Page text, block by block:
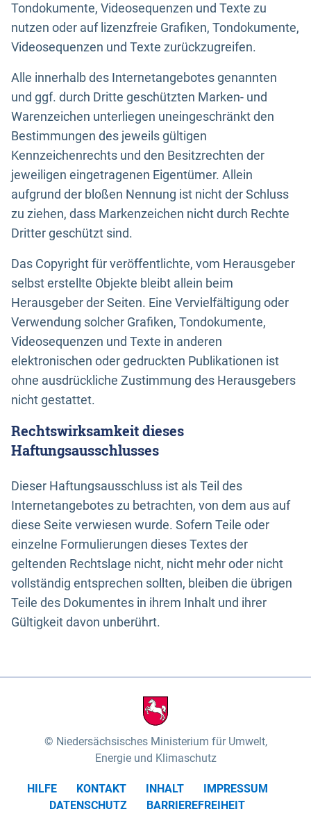
Tondokumente, Videosequenzen und Texte zu
nutzen oder auf lizenzfreie Grafiken, Tondokumente,
Videosequenzen und Texte zurückzugreifen.
Alle innerhalb des Internetangebotes genannten
und ggf. durch Dritte geschützten Marken- und
Warenzeichen unterliegen uneingeschränkt den
Bestimmungen des jeweils gültigen
Kennzeichenrechts und den Besitzrechten der
jeweiligen eingetragenen Eigentümer. Allein
aufgrund der bloßen Nennung ist nicht der Schluss
zu ziehen, dass Markenzeichen nicht durch Rechte
Dritter geschützt sind.
Das Copyright für veröffentlichte, vom Herausgeber
selbst erstellte Objekte bleibt allein beim
Herausgeber der Seiten. Eine Vervielfältigung oder
Verwendung solcher Grafiken, Tondokumente,
Videosequenzen und Texte in anderen
elektronischen oder gedruckten Publikationen ist
ohne ausdrückliche Zustimmung des Herausgebers
nicht gestattet.
Rechtswirksamkeit dieses
Haftungsausschlusses
Dieser Haftungsausschluss ist als Teil des
Internetangebotes zu betrachten, von dem aus auf
diese Seite verwiesen wurde. Sofern Teile oder
einzelne Formulierungen dieses Textes der
geltenden Rechtslage nicht, nicht mehr oder nicht
vollständig entsprechen sollten, bleiben die übrigen
Teile des Dokumentes in ihrem Inhalt und ihrer
Gültigkeit davon unberührt.
Niedersächsisches Ministerium für Umwelt,
Energie und Klimaschutz
HILFE KONTAKT INHALT
IMPRESSUM
DATENSCHUTZ
BARRIEREFREIHEIT